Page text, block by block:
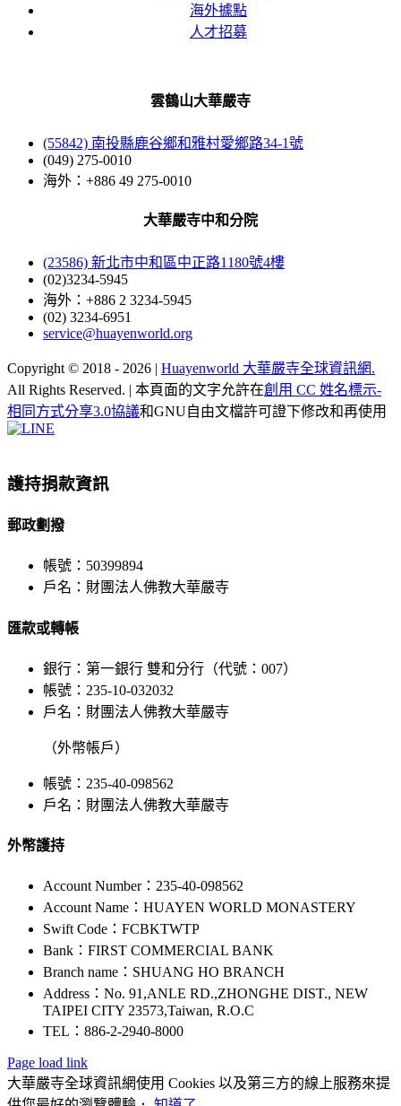
海外據點
人才招募
雲鶴山大華嚴寺
(55842) 南投縣鹿谷鄉和雅村愛鄉路34-1號
(049) 275-0010
海外：+886 49 275-0010
大華嚴寺中和分院
(23586) 新北市中和區中正路1180號4樓
(02)3234-5945
海外：+886 2 3234-5945
(02) 3234-6951
service@huayenworld.org
Copyright © 2018 - 2026 | Huayenworld 大華嚴寺全球資訊網.
All Rights Reserved. | 本頁面的文字允許在創用 CC 姓名標示-
相同方式分享3.0協議和GNU自由文檔許可證下修改和再使用
Facebook
X
WeChat
YouTube
LINE
Bar
Area
護持捐款資訊
郵政劃撥
帳號：50399894
戶名：財團法人佛教大華嚴寺
匯款或轉帳
銀行：第一銀行 雙和分行（代號：007）
帳號：235-10-032032
戶名：財團法人佛教大華嚴寺
（外幣帳戶）
帳號：235-40-098562
戶名：財團法人佛教大華嚴寺
外幣護持
Account Number：235-40-098562
Account Name：HUAYEN WORLD MONASTERY
Swift Code：FCBKTWTP
Bank：FIRST COMMERCIAL BANK
Branch name：SHUANG HO BRANCH
Address：No. 91,ANLE RD.,ZHONGHE DIST., NEW
TAIPEI CITY 23573,Taiwan, R.O.C
TEL：886-2-2940-8000
Page load link
大華嚴寺全球資訊網使用 Cookies 以及第三方的線上服務來提